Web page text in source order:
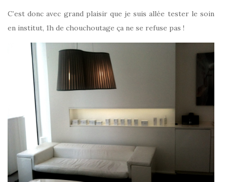
C’est donc avec grand plaisir que je suis allée tester le soin
en institut, 1h de chouchoutage ça ne se refuse pas !